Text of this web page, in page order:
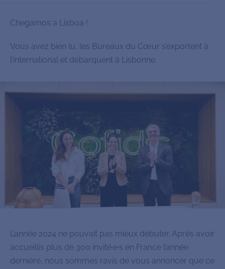
Chegamos a Lisboa !
Vous avez bien lu, les Bureaux du Cœur s’exportent à
l’international et débarquent à Lisbonne.
L’année 2024 ne pouvait pas mieux débuter. Après avoir
accueillis plus de 300 invité·e·s en France l’année
dernière, nous sommes ravis de vous annoncer que ce